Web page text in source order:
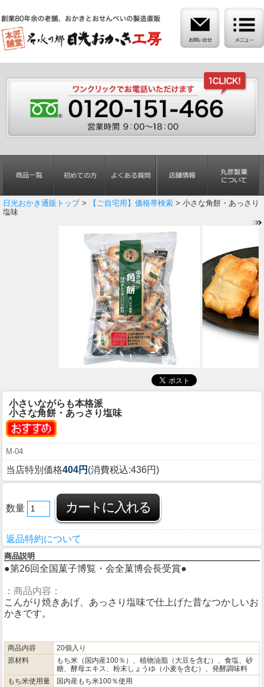
日光おかき通販トップ> 【ご自宅用】価格帯検索 > 小さな角餅・あっさり
塩味
小さいながらも本格派
小さな角餅・あっさり塩味
M-04
当店特別価格404円 (消費税込:436円)
数量
返品特約について
商品説明
●第26回全国菓子博覧・会全菓博会長受賞●
：商品内容：
こんがり焼きあげ、あっさり塩味で仕上げた昔なつかしいお
かきです。
商品内容
20個入り
原材料
もち米（国内産100％）、植物油脂（大豆を含む）、食塩、砂
糖、酵母エキス、粉末しょうゆ（小麦を含む）、発酵調味料
もち米使用量
国内産もち米100％使用